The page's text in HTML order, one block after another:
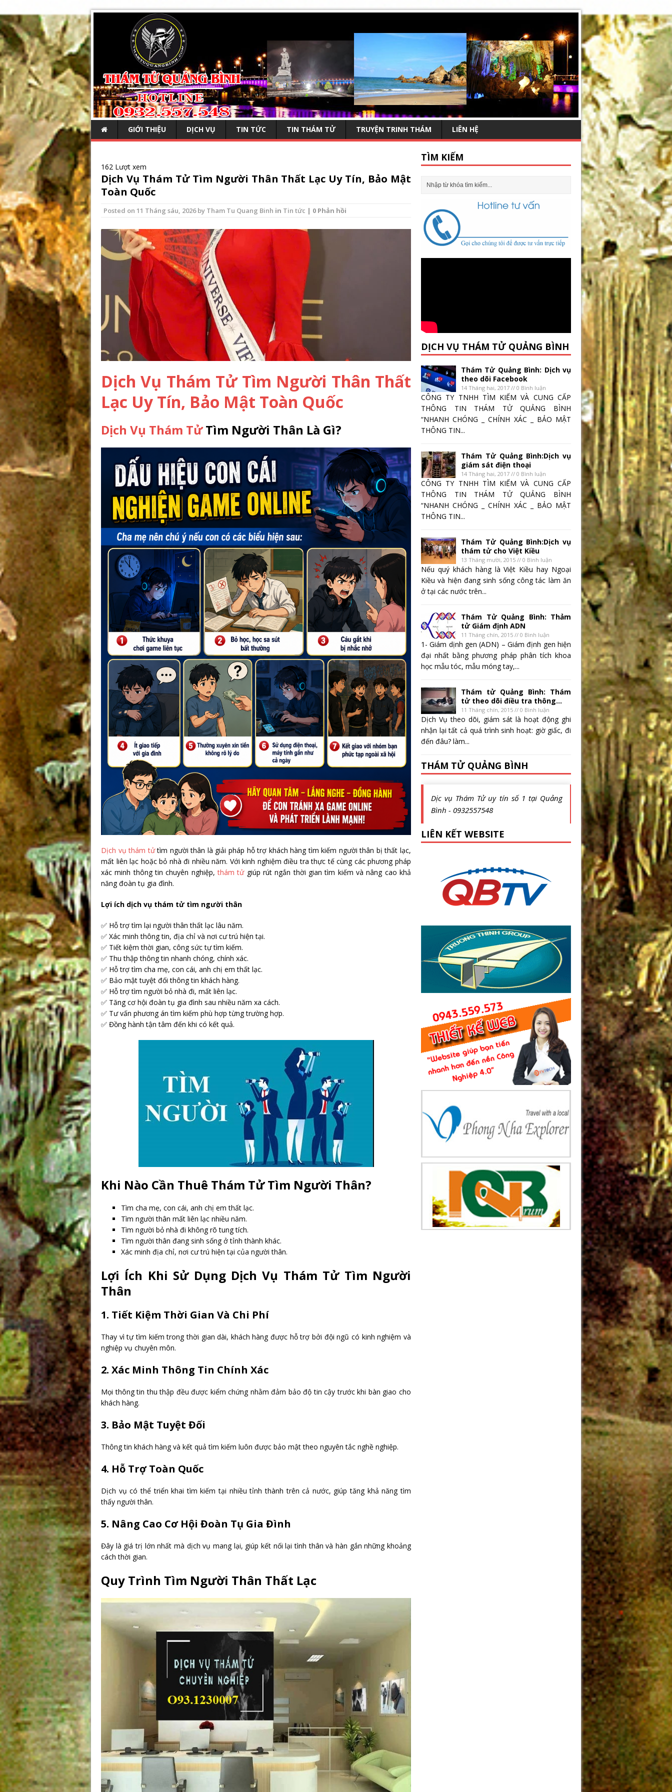
GIỚI THIỆU DỊCH VỤ TIN TỨC TIN THÁM TỬ TRUYỆN TRINH THÁM LIÊN HỆ
162 Lượt xem
Dịch Vụ Thám Tử Tìm Người Thân Thất Lạc Uy Tín, Bảo Mật
Toàn Quốc
Posted on 11 Tháng sáu, 2026by Tham Tu Quang Binh in Tin tức | 0 Phản hồi
Dịch Vụ Thám Tử Tìm Người Thân Thất
Lạc Uy Tín, Bảo Mật Toàn Quốc
Dịch Vụ Thám TửTìm Người Thân Là Gì?
Dịch vụ thám tửtìm người thân là giải pháp hỗ trợ khách hàng tìm kiếm người thân bị thất lạc,
mất liên lạc hoặc bỏ nhà đi nhiều năm. Với kinh nghiệm điều tra thực tế cùng các phương pháp
xác minh thông tin chuyên nghiệp,thám tửgiúp rút ngắn thời gian tìm kiếm và nâng cao khả
năng đoàn tụ gia đình.
Lợi ích dịch vụ thám tử tìm người thân
✅ Hỗ trợ tìm lại người thân thất lạc lâu năm.
✅ Xác minh thông tin, địa chỉ và nơi cư trú hiện tại.
✅ Tiết kiệm thời gian, công sức tự tìm kiếm.
✅ Thu thập thông tin nhanh chóng, chính xác.
✅ Hỗ trợ tìm cha mẹ, con cái, anh chị em thất lạc.
✅ Bảo mật tuyệt đối thông tin khách hàng.
✅ Hỗ trợ tìm người bỏ nhà đi, mất liên lạc.
✅ Tăng cơ hội đoàn tụ gia đình sau nhiều năm xa cách.
✅ Tư vấn phương án tìm kiếm phù hợp từng trường hợp.
✅ Đồng hành tận tâm đến khi có kết quả.
Khi Nào Cần Thuê Thám Tử Tìm Người Thân?
Tìm cha mẹ, con cái, anh chị em thất lạc.
Tìm người thân mất liên lạc nhiều năm.
Tìm người bỏ nhà đi không rõ tung tích.
Tìm người thân đang sinh sống ở tỉnh thành khác.
Xác minh địa chỉ, nơi cư trú hiện tại của người thân.
Lợi Ích Khi Sử Dụng Dịch Vụ Thám Tử Tìm Người
Thân
1. Tiết Kiệm Thời Gian Và Chi Phí
Thay vì tự tìm kiếm trong thời gian dài, khách hàng được hỗ trợ bởi đội ngũ có kinh nghiệm và
nghiệp vụ chuyên môn.
2. Xác Minh Thông Tin Chính Xác
Mọi thông tin thu thập đều được kiểm chứng nhằm đảm bảo độ tin cậy trước khi bàn giao cho
khách hàng.
3. Bảo Mật Tuyệt Đối
Thông tin khách hàng và kết quả tìm kiếm luôn được bảo mật theo nguyên tắc nghề nghiệp.
4. Hỗ Trợ Toàn Quốc
Dịch vụ có thể triển khai tìm kiếm tại nhiều tỉnh thành trên cả nước, giúp tăng khả năng tìm
thấy người thân.
5. Nâng Cao Cơ Hội Đoàn Tụ Gia Đình
Đây là giá trị lớn nhất mà dịch vụ mang lại, giúp kết nối lại tình thân và hàn gắn những khoảng
cách thời gian.
Quy Trình Tìm Người Thân Thất Lạc
TÌM KIẾM
DỊCH VỤ THÁM TỬ QUẢNG BÌNH
Thám Tử Quảng Bình: Dịch vụ
theo dõi Facebook
14 Tháng hai, 2017 // 0 Bình luận
CÔNG TY TNHH TÌM KIẾM VÀ CUNG CẤP
THÔNG TIN THÁM TỬ QUẢNG BÌNH
“NHANH CHÓNG _ CHÍNH XÁC _ BẢO MẬT
THÔNG TIN...
Thám Tử Quảng Bình:Dịch vụ
giám sát điện thoại
14 Tháng hai, 2017 // 0 Bình luận
CÔNG TY TNHH TÌM KIẾM VÀ CUNG CẤP
THÔNG TIN THÁM TỬ QUẢNG BÌNH
“NHANH CHÓNG _ CHÍNH XÁC _ BẢO MẬT
THÔNG TIN...
Thám Tử Quảng Bình:Dịch vụ
thám tử cho Việt Kiều
13 Tháng mười, 2015 // 0 Bình luận
Nếu quý khách hàng là Việt Kiều hay Ngoại
Kiều và hiện đang sinh sống công tác làm ăn
ở tại các nước trên...
Thám Tử Quảng Bình: Thảm
tử Giám định ADN
11 Tháng chín, 2015 // 0 Bình luận
1- Giám dịnh gen (ADN) – Giám định gen hiện
đại nhất bằng phương pháp phân tích khoa
học mẫu tóc, mẫu móng tay,...
Thám tử Quảng Bình: Thám
tử theo dõi điều tra thông...
11 Tháng chín, 2015 // 0 Bình luận
Dịch Vụ theo dõi, giám sát là hoạt động ghi
nhận lại tất cả quá trình sinh hoạt: giờ giấc, đi
đến đâu? làm...
THÁM TỬ QUẢNG BÌNH
Dịc vụ Thám Tử uy tín số 1 tại Quảng
Bình - 0932557548
LIÊN KẾT WEBSITE